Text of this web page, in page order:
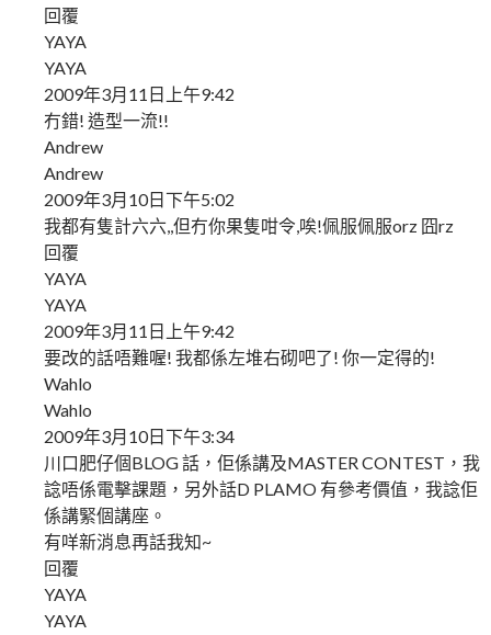
回覆
YAYA
YAYA
2009年3月11日上午9:42
冇錯! 造型一流!!
Andrew
Andrew
2009年3月10日下午5:02
我都有隻計六六,,但冇你果隻咁令,唉!佩服佩服orz 囧rz
回覆
YAYA
YAYA
2009年3月11日上午9:42
要改的話唔難喔! 我都係左堆右砌吧了! 你一定得的!
Wahlo
Wahlo
2009年3月10日下午3:34
川口肥仔個BLOG 話，佢係講及MASTER CONTEST，我
諗唔係電擊課題，另外話D PLAMO 有參考價值，我諗佢
係講緊個講座。
有咩新消息再話我知~
回覆
YAYA
YAYA